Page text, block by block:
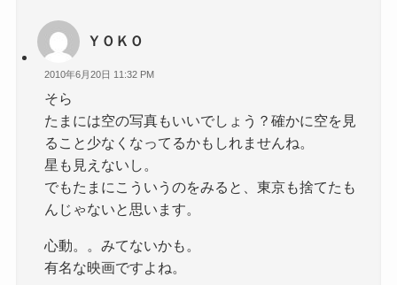
ＹＯＫＯ
2010年6月20日 11:32 PM
そら
たまには空の写真もいいでしょう？確かに空を見
ること少なくなってるかもしれませんね。
星も見えないし。
でもたまにこういうのをみると、東京も捨てたも
んじゃないと思います。
心動。。みてないかも。
有名な映画ですよね。